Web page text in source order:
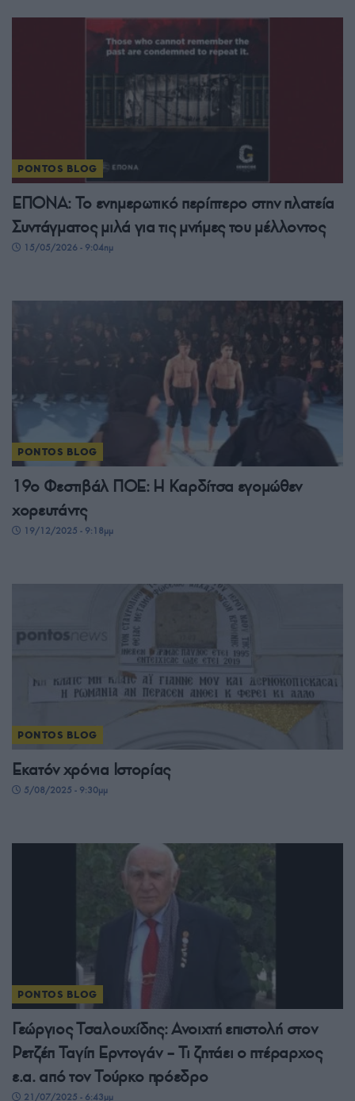
PONTOS BLOG
ΕΠΟΝΑ: Το ενημερωτικό περίπτερο στην πλατεία
Συντάγματος μιλά για τις μνήμες του μέλλοντος
15/05/2026 - 9:04πμ
PONTOS BLOG
19ο Φεστιβάλ ΠΟΕ: Η Καρδίτσα εγομώθεν
χορευτάντς
19/12/2025 - 9:18μμ
PONTOS BLOG
Εκατόν χρόνια Ιστορίας
5/08/2025 - 9:30μμ
PONTOS BLOG
Γεώργιος Τσαλουχίδης: Ανοιχτή επιστολή στον
Ρετζέπ Ταγίπ Ερντογάν – Τι ζητάει ο πτέραρχος
ε.α. από τον Τούρκο πρόεδρο
21/07/2025 - 6:43μμ